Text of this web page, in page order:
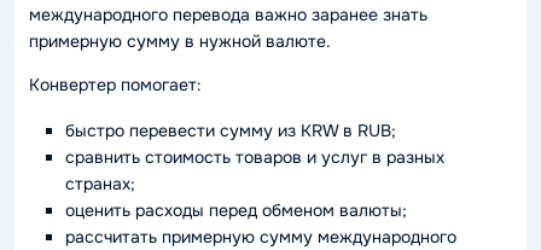
международного перевода важно заранее знать
примерную сумму в нужной валюте.
Конвертер помогает:
быстро перевести сумму из KRW в RUB;
сравнить стоимость товаров и услуг в разных
странах;
оценить расходы перед обменом валюты;
рассчитать примерную сумму международного